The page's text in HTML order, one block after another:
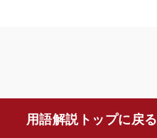
用語解説トップに戻る